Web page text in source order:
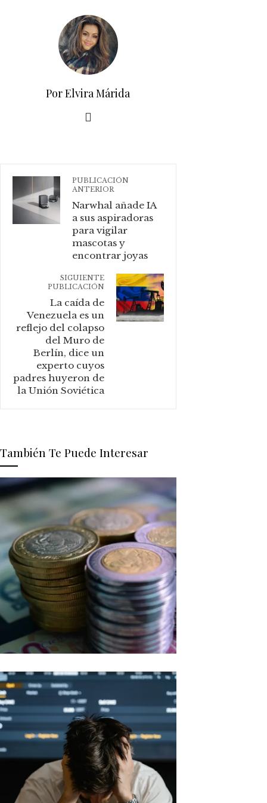
Por Elvira Márida
PUBLICACIÓN
ANTERIOR
Narwhal añade IA
a sus aspiradoras
para vigilar
mascotas y
encontrar joyas
SIGUIENTE
PUBLICACIÓN
La caída de
Venezuela es un
reflejo del colapso
del Muro de
Berlín, dice un
experto cuyos
padres huyeron de
la Unión Soviética
También Te Puede Interesar